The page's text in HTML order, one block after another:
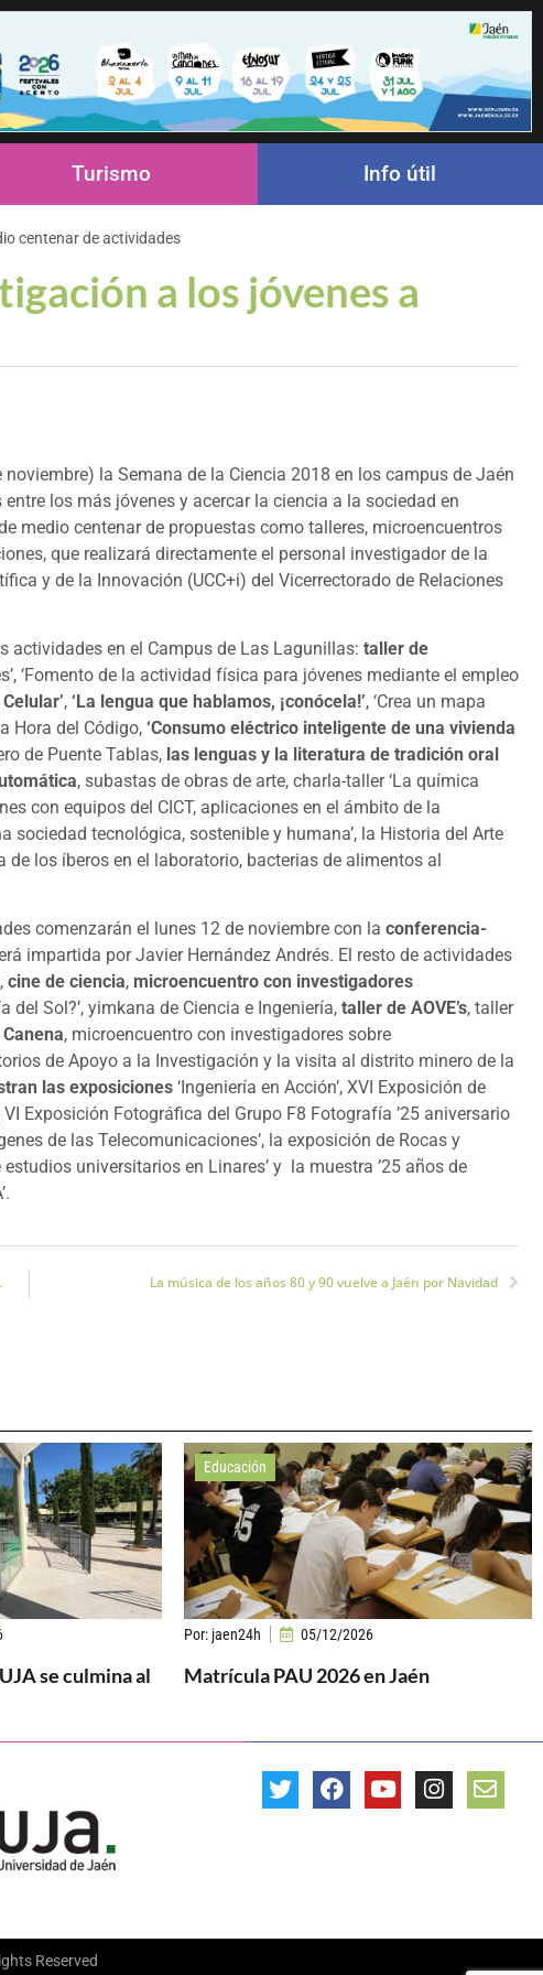
Turismo Info útil
a los jóvenes a
centenar de actividades
la Semana de la Ciencia 2018 en los campus de Jaén
los más jóvenes y acercar la ciencia a la sociedad en
medio centenar de propuestas como talleres, microencuentros
que realizará directamente el personal investigador de la
y de la Innovación (UCC+i) del Vicerrectorado de Relaciones
actividades en el Campus de Las Lagunillas: taller de
‘Fomento de la actividad física para jóvenes mediante el empleo
, ‘La lengua que hablamos, ¡conócela!’, ‘Crea un mapa
Hora del Código, ‘Consumo eléctrico inteligente de una vivienda
de Puente Tablas, las lenguas y la literatura de tradición oral
, subastas de obras de arte, charla-taller ‘La química
con equipos del CICT, aplicaciones en el ámbito de la
sociedad tecnológica, sostenible y humana’, la Historia del Arte
de los íberos en el laboratorio, bacterias de alimentos al
comenzarán el lunes 12 de noviembre con la conferencia-
impartida por Javier Hernández Andrés. El resto de actividades
cine de ciencia, microencuentro con investigadores
del Sol?’, yimkana de Ciencia e Ingeniería, taller de AOVE’s, taller
, microencuentro con investigadores sobre
de Apoyo a la Investigación y la visita al distrito minero de la
las exposiciones ‘Ingeniería en Acción’, XVI Exposición de
Exposición Fotográfica del Grupo F8 Fotografía ’25 aniversario
de las Telecomunicaciones’, la exposición de Rocas y
universitarios en Linares’ y la muestra ’25 años de
España 2018 La música de los años 80 y 90 vuelve a Jaén por Navidad
se culmina al
Educación
Por: jaen24h 05/12/2026
Matrícula PAU 2026 en Jaén
Reserved